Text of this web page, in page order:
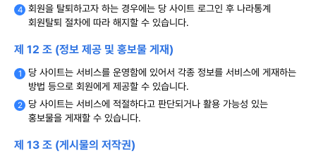
회원을 탈퇴하고자 하는 경우에는 당 사이트 로그인 후 나라통계
회원탈퇴 절차에 따라 해지할 수 있습니다.
제 12 조 (정보 제공 및 홍보물 게재)
당 사이트는 서비스를 운영함에 있어서 각종 정보를 서비스에 게재하는
방법 등으로 회원에게 제공할 수 있습니다.
당 사이트는 서비스에 적절하다고 판단되거나 활용 가능성 있는
홍보물을 게재할 수 있습니다.
제 13 조 (게시물의 저작권)